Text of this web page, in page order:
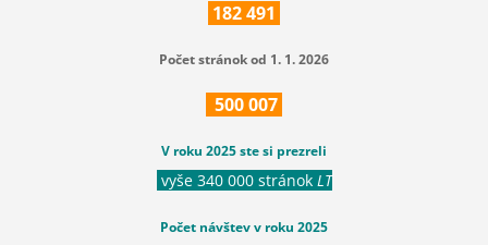
182491
Počet stránok od 1. 1. 2026
500007
V roku 2025 ste si prezreli
vyše 340 000 stránok LT
Počet návštev v roku 2025